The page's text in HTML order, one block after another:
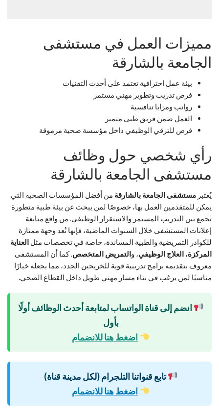
مميزات العمل في مستشفى
الجامعة بالشارقة
بيئة عمل احترافية تعتمد على أحدث التقنيات
فرص تدريب وتطوير مهني مستمر
رواتب ومزايا تنافسية
العمل ضمن فريق طبي متميز
فرص للترقي الوظيفي داخل مؤسسة صحية مرموقة
رأي شخصي حول وظائف
مستشفى الجامعة بالشارقة
يُعتبر مستشفى الجامعة بالشارقة من أفضل المؤسسات الصحية التي
يمكن للمتقدمين العمل بها، خصوصًا لمن يبحث عن بيئة طبية متطورة
تجمع بين التدريب المستمر والاستقرار الوظيفي. من واقع متابعة
إعلانات المستشفى خلال السنوات الماضية، فإنها تُعد وجهة ممتازة
للكوادر التمريضية والطبية المساندة، خاصة في تخصصات مثل العناية
المركزة، العلاج الوظيفي، والتمريض المتخصص. كما أن المستشفى
معروف بتقديمه برامج تدريبية قوية للخريجين الجدد، مما يجعله خيارًا
مناسبًا لمن يرغب في بناء مسار مهني طويل داخل القطاع الصحي.
انضم إلى قناة الواتساب لمتابعة أحدث الوظائف أولًا
بأول
اضغط هنا للانضمام
تابع قنواتنا التلجرام (لكل مدينة قناة)
اضغط هنا للانضمام